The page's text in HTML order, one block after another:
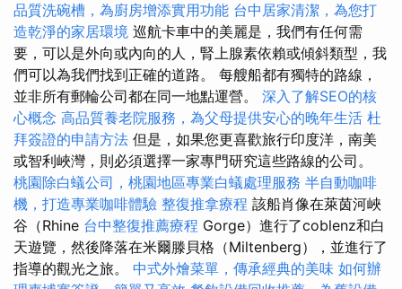
品質洗碗槽，為廚房增添實用功能 台中居家清潔，為您打
造乾淨的家居環境 巡航卡車中的美麗是，我們有任何需
要，可以是外向或內向的人，腎上腺素依賴或傾斜類型，我
們可以為我們找到正確的道路。 每艘船都有獨特的路線，
並非所有郵輪公司都在同一地點運營。 深入了解SEO的核
心概念 高品質養老院服務，為父母提供安心的晚年生活 杜
拜簽證的申請方法 但是，如果您更喜歡旅行印度洋，南美
或智利峽灣，則必須選擇一家專門研究這些路線的公司。
桃園除白蟻公司，桃園地區專業白蟻處理服務 半自動咖啡
機，打造專業咖啡體驗 整復推拿療程 該船肖像在萊茵河峽
谷（Rhine 台中整復推薦療程 Gorge）進行了coblenz和白
天遊覽，然後降落在米爾滕貝格（Miltenberg），並進行了
指導的觀光之旅。 中式外燴菜單，傳承經典的美味 如何辦